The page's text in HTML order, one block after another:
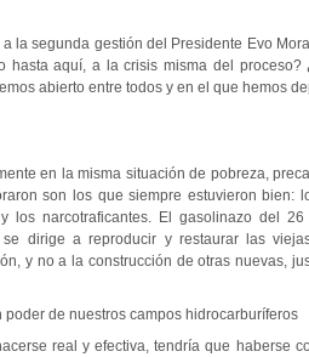
la segunda gestión del Presidente Evo
aquí, a la crisis misma del proceso?
abierto entre todos y en el que hemos
en la misma situación de pobreza,
son los que siempre estuvieron bien:
los narcotraficantes. El gasolinazo del
dirige a reproducir y restaurar las
y no a la construcción de otras nuevas,
de nuestros campos hidrocarburíferos
real y efectiva, tendría que haberse